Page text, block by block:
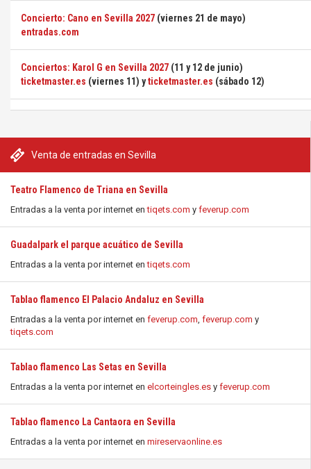
Venta de entradas en Sevilla
Teatro Flamenco de Triana en Sevilla
Entradas a la venta por internet entiqets.com y feverup.com
Guadalpark el parque acuático de Sevilla
Entradas a la venta por internet entiqets.com
Tablao flamenco El Palacio Andaluz en Sevilla
Entradas a la venta por internet en feverup.com, feverup.com y
tiqets.com
Tablao flamenco Las Setas en Sevilla
Entradas a la venta por internet en elcorteingles.es y feverup.com
Tablao flamenco La Cantaora en Sevilla
Entradas a la venta por internet en mireservaonline.es
Concierto: Cano en Sevilla 2027 (viernes 21 de mayo)
entradas.com
Conciertos: Karol G en Sevilla 2027 (11 y 12 de junio)
ticketmaster.es (viernes 11) yticketmaster.es (sábado 12)